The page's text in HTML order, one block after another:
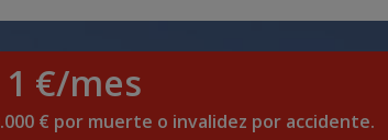
€/mes
€ por muerte o invalidez por accidente.